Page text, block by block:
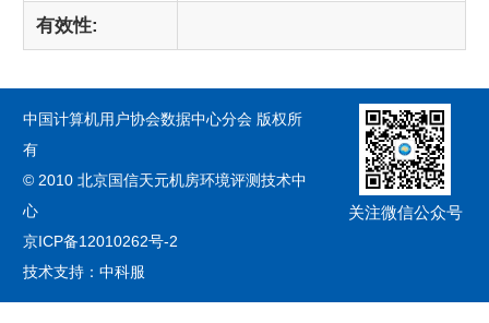
有效性:
中国计算机用户协会数据中心分会 版权所
有
© 2010 北京国信天元机房环境评测技术中
心
京ICP备12010262号-2
技术支持：中科服
关注微信公众号